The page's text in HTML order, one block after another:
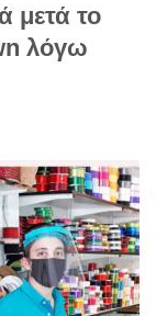
μετά το
λόγω